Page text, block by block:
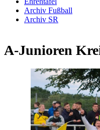
Archiv Fußball
Archiv SR
A-Junioren